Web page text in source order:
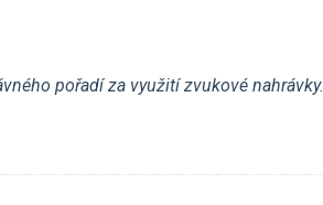
pořadí za využití zvukové nahrávky.